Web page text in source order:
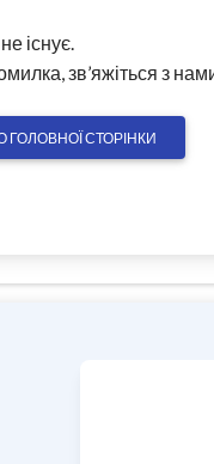
існує.
зв’яжіться з
СТОРІНКИ